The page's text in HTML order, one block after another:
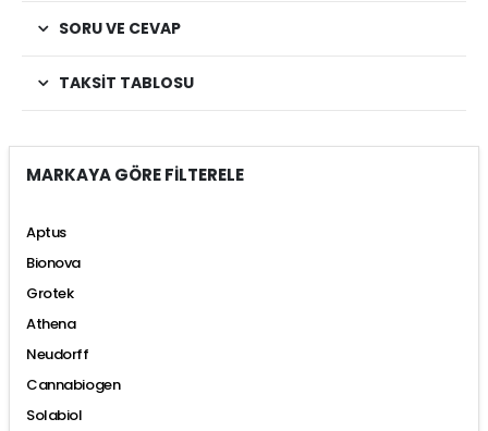
SORU VE CEVAP
TAKSIT TABLOSU
MARKAYA GÖRE FİLTERELE
Aptus
Bionova
Grotek
Athena
Neudorff
Cannabiogen
Solabiol